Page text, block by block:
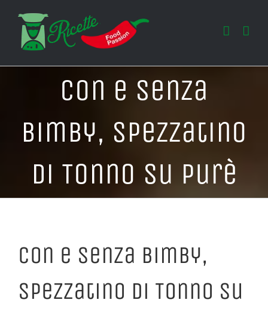
contenuto
Con e Senza
Bimby, Spezzatino
di Tonno su Purè
Con e Senza Bimby,
Spezzatino di Tonno su